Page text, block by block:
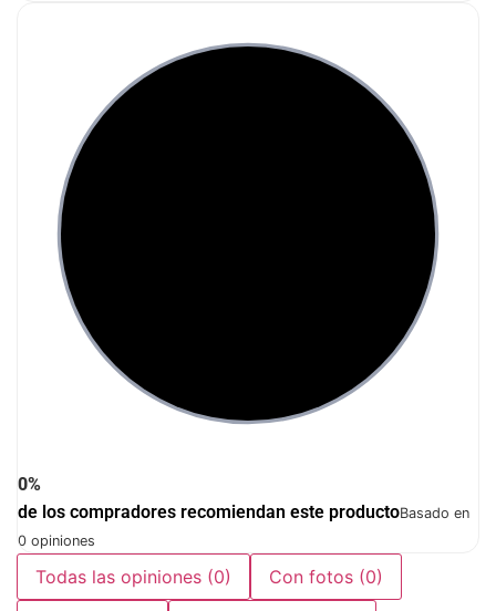
0%
de los compradores recomiendan este productoBasado en
0 opiniones
Todas las opiniones (0) Con fotos (0)